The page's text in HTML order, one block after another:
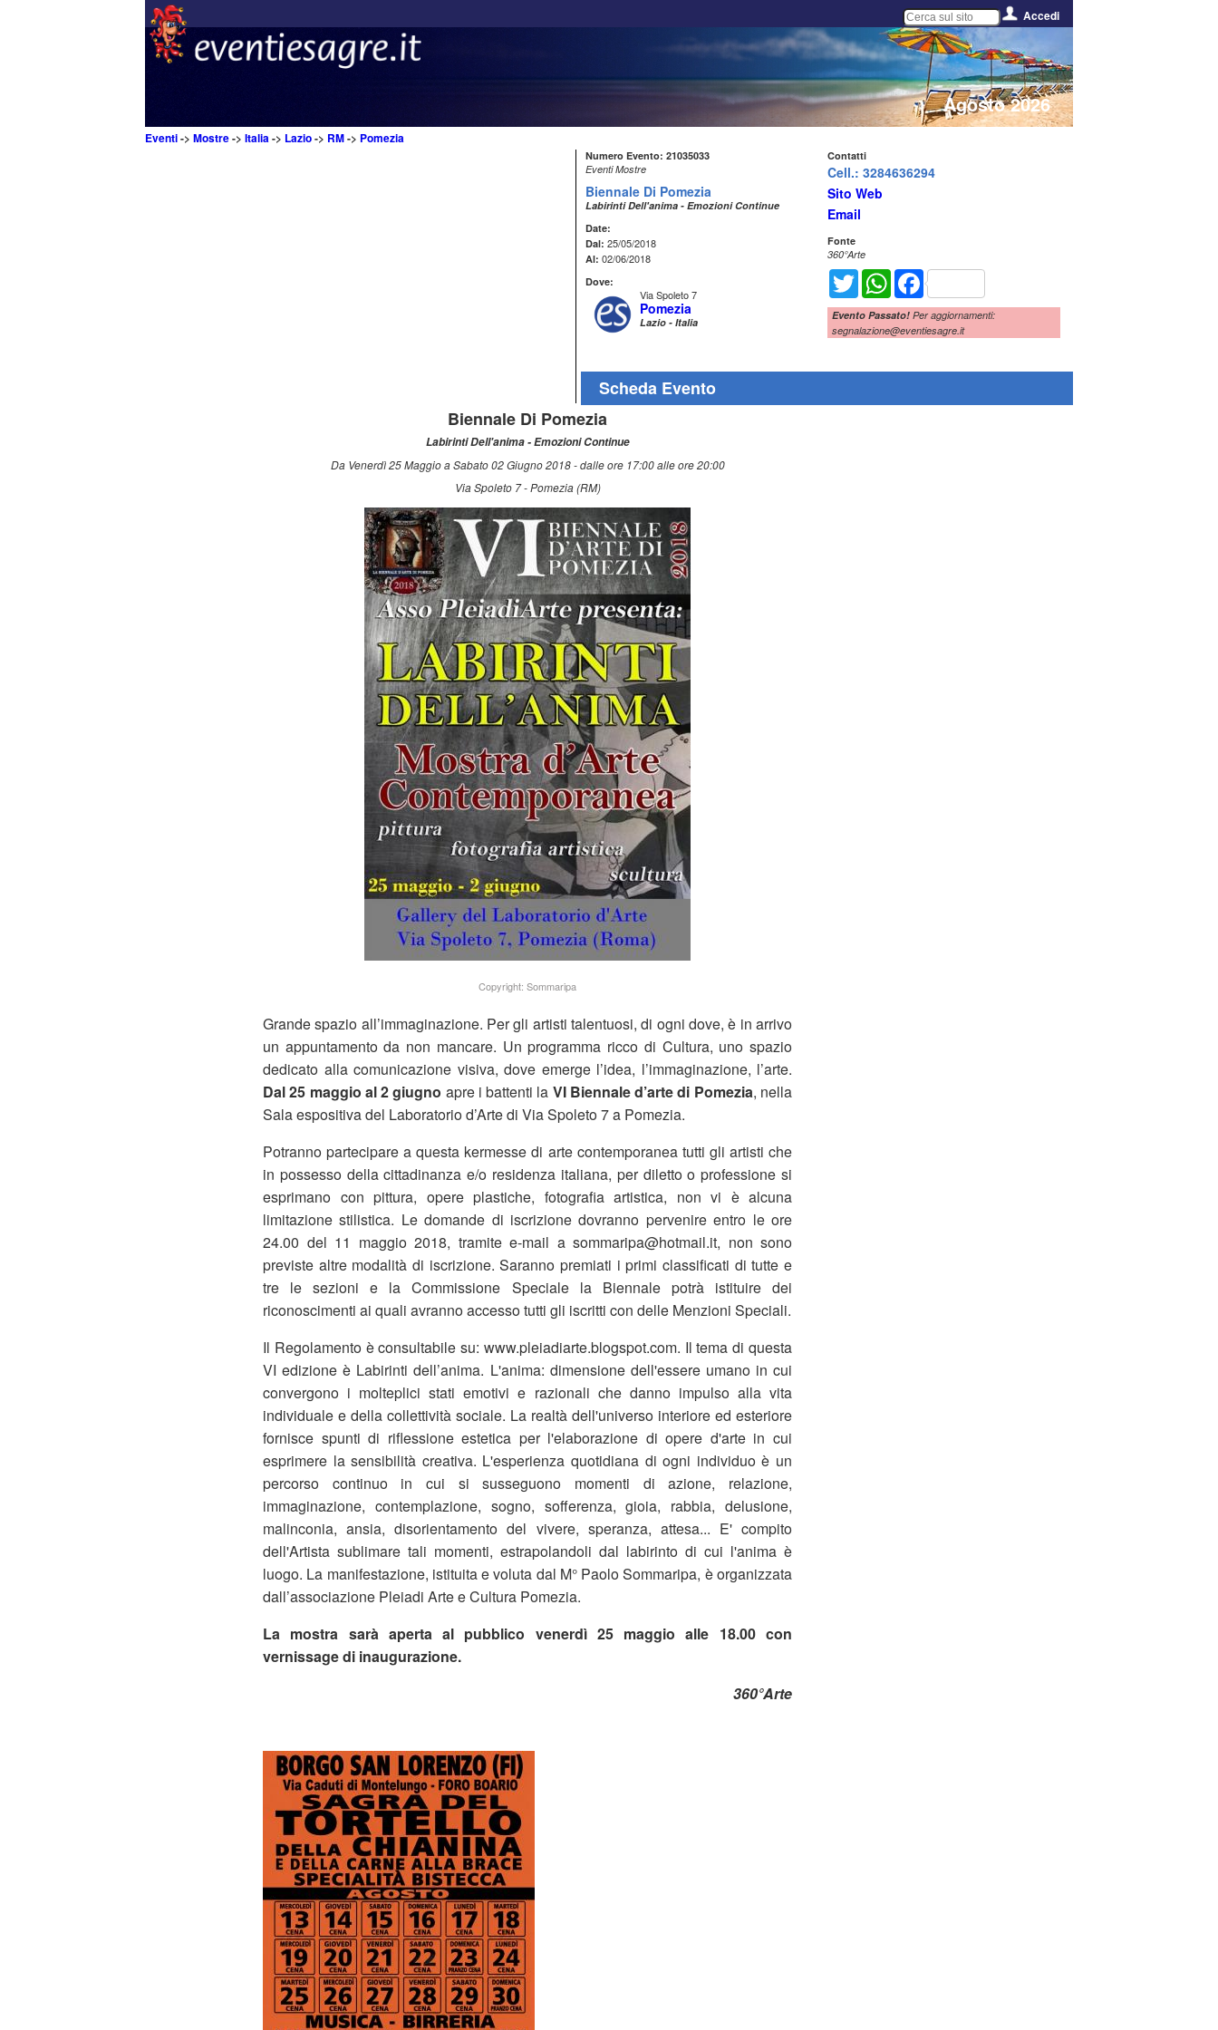
Accedi
Agosto 2026
Eventi-> Mostre-> Italia-> Lazio-> RM-> Pomezia
Numero Evento: 21035033
Eventi Mostre
Biennale Di Pomezia
Labirinti Dell'anima - Emozioni Continue
Date:
Dal: 25/05/2018
Al: 02/06/2018
Dove:
Via Spoleto 7
Pomezia
Lazio - Italia
Contatti
Cell.: 3284636294
Sito Web
Email
Fonte
360°Arte
Twitter WhatsAppFacebook
Evento Passato! Per aggiornamenti:
segnalazione@eventiesagre.it
Scheda Evento
Biennale Di Pomezia
Labirinti Dell'anima - Emozioni Continue
Da Venerdì 25 Maggio a Sabato 02 Giugno 2018 - dalle ore 17:00 alle ore 20:00
Via Spoleto 7 - Pomezia (RM)
Copyright: Sommaripa
Grande spazio all’immaginazione. Per gli artisti talentuosi, di ogni dove, è in arrivo
un appuntamento da non mancare. Un programma ricco di Cultura, uno spazio
dedicato alla comunicazione visiva, dove emerge l’idea, l’immaginazione, l’arte.
Dal 25 maggio al 2 giugno apre i battenti la VI Biennale d’arte di Pomezia, nella
Sala espositiva del Laboratorio d’Arte di Via Spoleto 7 a Pomezia.
Potranno partecipare a questa kermesse di arte contemporanea tutti gli artisti che
in possesso della cittadinanza e/o residenza italiana, per diletto o professione si
esprimano con pittura, opere plastiche, fotografia artistica, non vi è alcuna
limitazione stilistica. Le domande di iscrizione dovranno pervenire entro le ore
24.00 del 11 maggio 2018, tramite e-mail a sommaripa@hotmail.it, non sono
previste altre modalità di iscrizione. Saranno premiati i primi classificati di tutte e
tre le sezioni e la Commissione Speciale la Biennale potrà istituire dei
riconoscimenti ai quali avranno accesso tutti gli iscritti con delle Menzioni Speciali.
Il Regolamento è consultabile su: www.pleiadiarte.blogspot.com. Il tema di questa
VI edizione è Labirinti dell’anima. L'anima: dimensione dell'essere umano in cui
convergono i molteplici stati emotivi e razionali che danno impulso alla vita
individuale e della collettività sociale. La realtà dell'universo interiore ed esteriore
fornisce spunti di riflessione estetica per l'elaborazione di opere d'arte in cui
esprimere la sensibilità creativa. L'esperienza quotidiana di ogni individuo è un
percorso continuo in cui si susseguono momenti di azione, relazione,
immaginazione, contemplazione, sogno, sofferenza, gioia, rabbia, delusione,
malinconia, ansia, disorientamento del vivere, speranza, attesa... E' compito
dell'Artista sublimare tali momenti, estrapolandoli dal labirinto di cui l'anima è
luogo. La manifestazione, istituita e voluta dal M° Paolo Sommaripa, è organizzata
dall’associazione Pleiadi Arte e Cultura Pomezia.
La mostra sarà aperta al pubblico venerdì 25 maggio alle 18.00 con
vernissage di inaugurazione.
360°Arte